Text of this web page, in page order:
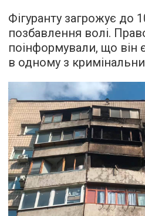
Фігуранту загрожує до
позбавлення волі.
поінформували, що він
в одному з